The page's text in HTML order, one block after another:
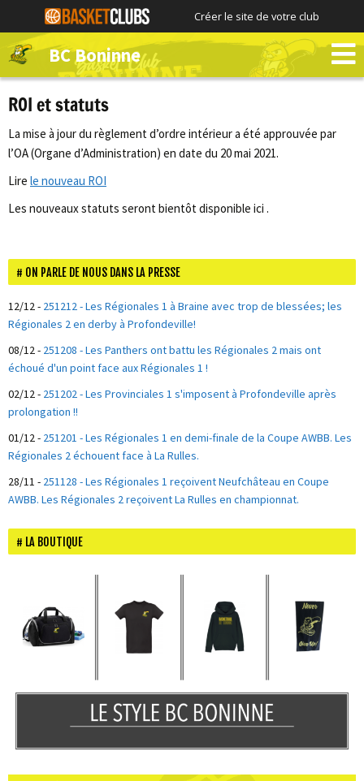
Créer le site de votre club
BC Boninne
ROI et statuts
La mise à jour du règlement d’ordre intérieur a été approuvée par
l’OA (Organe d’Administration) en date du 20 mai 2021.
Lire le nouveau ROI
Les nouveaux statuts seront bientôt disponible ici .
ON PARLE DE NOUS DANS LA PRESSE
12/12- 251212 - Les Régionales 1 à Braine avec trop de blessées; les
Régionales 2 en derby à Profondeville!
08/12- 251208 - Les Panthers ont battu les Régionales 2 mais ont
échoué d'un point face aux Régionales 1 !
02/12- 251202 - Les Provinciales 1 s'imposent à Profondeville après
prolongation !!
01/12- 251201 - Les Régionales 1 en demi-finale de la Coupe AWBB. Les
Régionales 2 échouent face à La Rulles.
28/11 - 251128 - Les Régionales 1 reçoivent Neufchâteau en Coupe
AWBB. Les Régionales 2 reçoivent La Rulles en championnat.
LA BOUTIQUE